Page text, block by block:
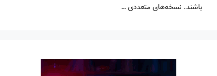
باشند. نسخه‌های متعددی …